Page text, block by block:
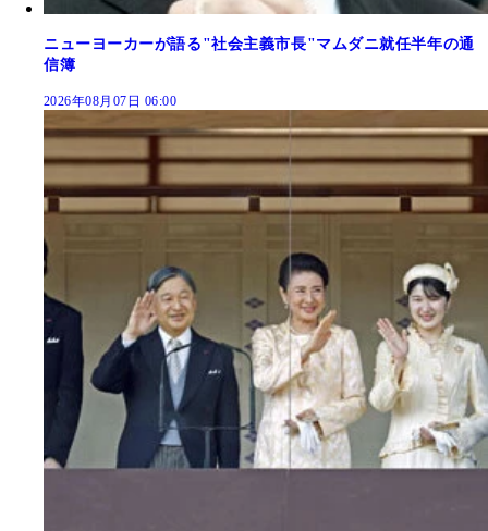
ニューヨーカーが語る"社会主義市長"マムダニ就任半年の通
信簿
2026年08月07日 06:00